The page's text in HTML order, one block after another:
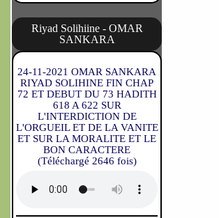
Riyad Solihiine - OMAR
SANKARA
24-11-2021 OMAR SANKARA
RIYAD SOLIHINE FIN CHAP
72 ET DEBUT DU 73 HADITH
618 A 622 SUR
L'INTERDICTION DE
L'ORGUEIL ET DE LA VANITE
ET SUR LA MORALITE ET LE
BON CARACTERE
(Téléchargé 2646 fois)